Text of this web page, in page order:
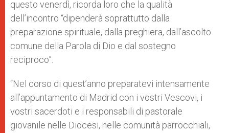
questo venerdì, ricorda loro che la qualità
dell’incontro “dipenderà soprattutto dalla
preparazione spirituale, dalla preghiera, dall’ascolto
comune della Parola di Dio e dal sostegno
reciproco”.
“Nel corso di quest’anno preparatevi intensamente
all’appuntamento di Madrid con i vostri Vescovi, i
vostri sacerdoti e i responsabili di pastorale
giovanile nelle Diocesi, nelle comunità parrocchiali,